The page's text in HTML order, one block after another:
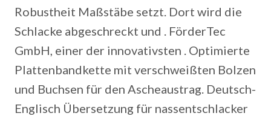
Robustheit Maßstäbe setzt. Dort wird die
Schlacke abgeschreckt und . FörderTec
GmbH, einer der innovativsten . Optimierte
Plattenbandkette mit verschweißten Bolzen
und Buchsen für den Ascheaustrag. Deutsch-
Englisch Übersetzung für nassentschlacker